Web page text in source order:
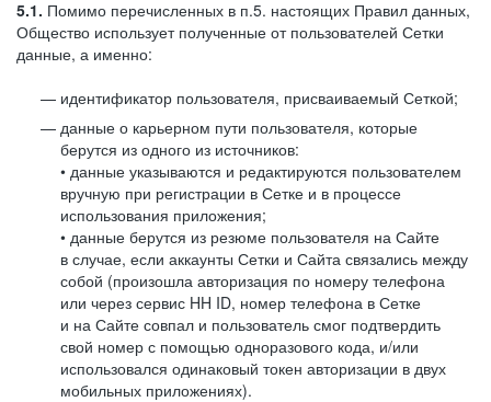
5.1. Помимо перечисленных в п.5. настоящих Правил данных,
Общество использует полученные от пользователей Сетки
данные, а именно:
идентификатор пользователя, присваиваемый Сеткой;
данные о карьерном пути пользователя, которые
берутся из одного из источников:
• данные указываются и редактируются пользователем
вручную при регистрации в Сетке и в процессе
использования приложения;
• данные берутся из резюме пользователя на Сайте
в случае, если аккаунты Сетки и Сайта связались между
собой (произошла авторизация по номеру телефона
или через сервис HH ID, номер телефона в Сетке
и на Сайте совпал и пользователь смог подтвердить
свой номер с помощью одноразового кода, и/или
использовался одинаковый токен авторизации в двух
мобильных приложениях).